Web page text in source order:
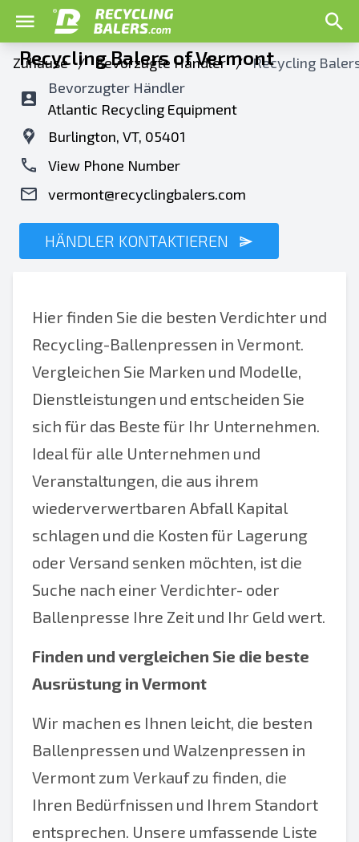
Zuhause / Bevorzugte Händler / Recycling
Recycling Balers of Vermont
Bevorzugter Händler
Atlantic Recycling Equipment
Burlington, VT, 05401
View Phone Number
vermont@recyclingbalers.com
HÄNDLER KONTAKTIEREN
Hier finden Sie die besten Verdichter und
Recycling-Ballenpressen in Vermont.
Vergleichen Sie Marken und Modelle,
Dienstleistungen und entscheiden Sie
sich für das Beste für Ihr Unternehmen.
Ideal für alle Unternehmen und
Veranstaltungen, die aus ihrem
wiederverwertbaren Abfall Kapital
schlagen und die Kosten für Lagerung
oder Versand senken möchten, ist die
Suche nach einer Verdichter- oder
Ballenpresse Ihre Zeit und Ihr Geld wert.
Finden und vergleichen Sie die beste
Ausrüstung in Vermont
Wir machen es Ihnen leicht, die besten
Ballenpressen und Walzenpressen in
Vermont zum Verkauf zu finden, die
Ihren Bedürfnissen und Ihrem Standort
entsprechen. Unsere umfassende Liste